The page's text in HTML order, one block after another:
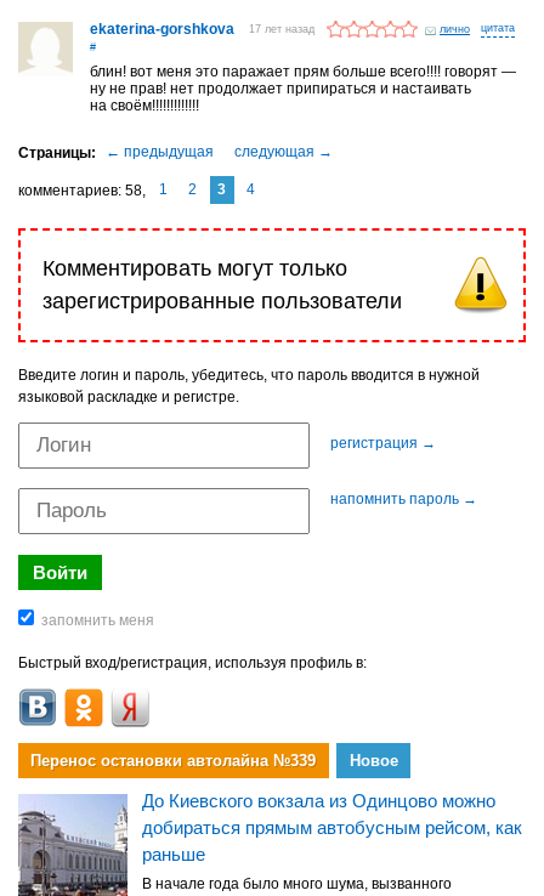
ekaterina-gorshkova 17 лет назад
лично
#
блин! вот меня это паражает прям больше всего!!!! говорят —
ну не прав! нет продолжает припираться и настаивать
на своём!!!!!!!!!!!!!
комментариев 58 1 2 3 4
Комментировать могут только
зарегистрированные пользователи
Введите логин и пароль, убедитесь, что пароль вводится в нужной
языковой раскладке и регистре.
регистрация →
напомнить пароль →
Быстрый вход/регистрация, используя профиль в:
Перенос остановки автолайна №339 Новое
До Киевского вокзала из Одинцово можно
добираться прямым автобусным рейсом, как
раньше
В начале года было много шума, вызванного